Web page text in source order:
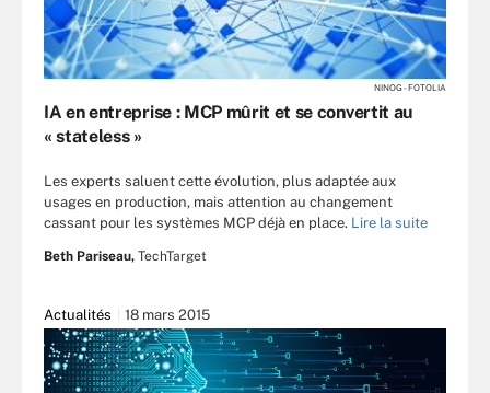
NINOG - FOTOLIA
IA en entreprise : MCP mûrit et se convertit au
« stateless »
Les experts saluent cette évolution, plus adaptée aux
usages en production, mais attention au changement
cassant pour les systèmes MCP déjà en place. Lire la suite
Beth Pariseau, TechTarget
Actualités 18 mars 2015